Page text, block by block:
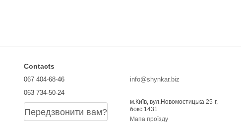
Contacts
067 404-68-46
063 734-50-24
Передзвонити вам?
info@shynkar.biz
м.Київ, вул.Новомостицька 25-г,
бокс 1431
Мапа проїзду